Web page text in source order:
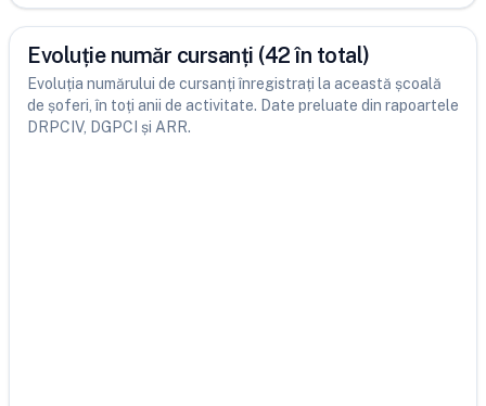
Evoluție număr cursanți (42 în total)
Evoluția numărului de cursanți înregistrați la această școală
de șoferi, în toți anii de activitate. Date preluate din rapoartele
DRPCIV, DGPCI și ARR.